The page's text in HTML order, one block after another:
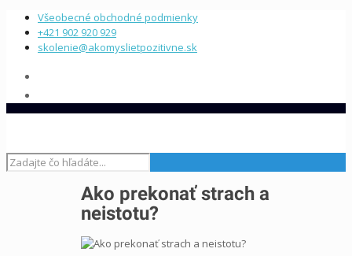
Všeobecné obchodné podmienky
+421 902 920 929
skolenie@akomyslietpozitivne.sk
Ako prekonať strach a
neistotu?